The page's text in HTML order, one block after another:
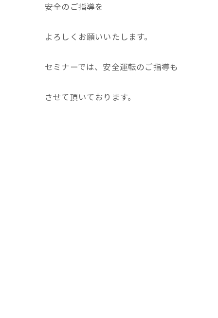
安全のご指導を
よろしくお願いいたします。
セミナーでは、安全運転のご指導も
させて頂いております。